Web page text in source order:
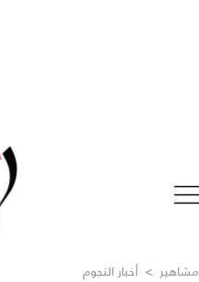
مشاهير > أخبار النجوم